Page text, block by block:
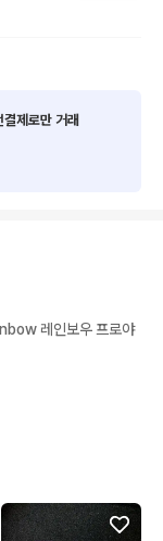
제로만 거래
레인보우 프로야